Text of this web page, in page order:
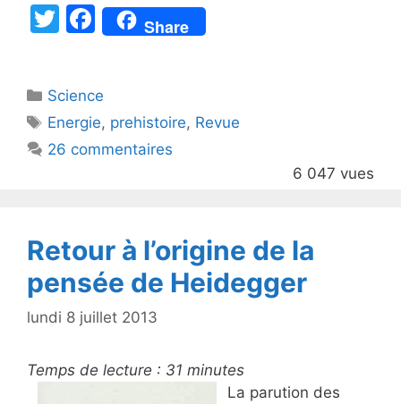
T
er
F
a
e
b
o
Share
Catégories
Science
Étiquettes
Energie, prehistoire, Revue
26 commentaires
6 047 vues
Retour à l’origine de la
pensée de Heidegger
lundi 8 juillet 2013
Temps de lecture : 31 minutes
La parution des